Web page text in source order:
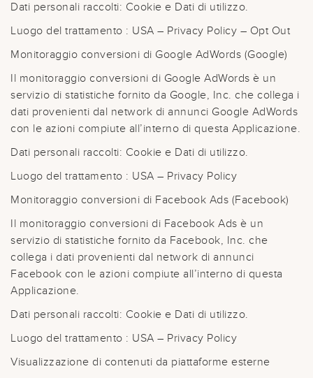
Dati personali raccolti: Cookie e Dati di utilizzo.
Luogo del trattamento : USA – Privacy Policy – Opt Out
Monitoraggio conversioni di Google AdWords (Google)
Il monitoraggio conversioni di Google AdWords è un
servizio di statistiche fornito da Google, Inc. che collega i
dati provenienti dal network di annunci Google AdWords
con le azioni compiute all’interno di questa Applicazione.
Dati personali raccolti: Cookie e Dati di utilizzo.
Luogo del trattamento : USA – Privacy Policy
Monitoraggio conversioni di Facebook Ads (Facebook)
Il monitoraggio conversioni di Facebook Ads è un
servizio di statistiche fornito da Facebook, Inc. che
collega i dati provenienti dal network di annunci
Facebook con le azioni compiute all’interno di questa
Applicazione.
Dati personali raccolti: Cookie e Dati di utilizzo.
Luogo del trattamento : USA – Privacy Policy
Visualizzazione di contenuti da piattaforme esterne